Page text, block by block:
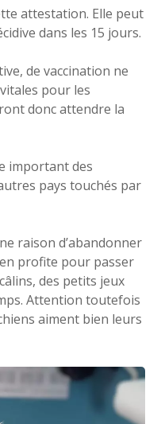
attestation. Elle peut
dans les 15 jours.
de vaccination ne
pour les
donc attendre la
important des
pays touchés par
raison d’abandonner
profite pour passer
des petits jeux
Attention toutefois
aiment bien leurs